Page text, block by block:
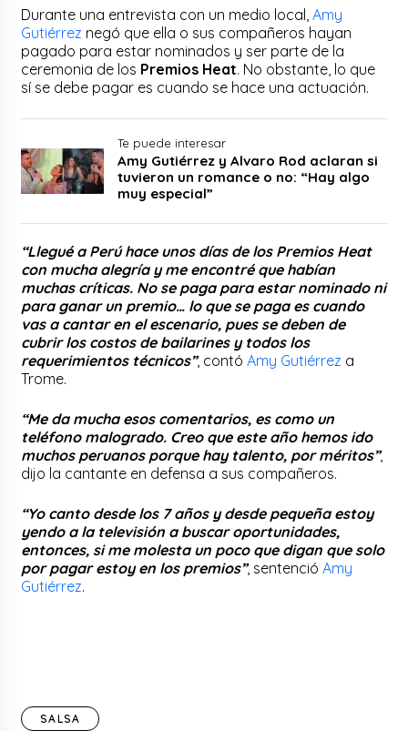
Durante una entrevista con un medio local,Amy
Gutiérrez negó que ella o sus compañeros hayan
pagado para estar nominados y ser parte de la
ceremonia de los Premios Heat. No obstante, lo que
sí se debe pagar es cuando se hace una actuación.
Te puede interesar
Amy Gutiérrez y Alvaro Rod aclaran si
tuvieron un romance o no: “Hay algo
muy especial”
“Llegué a Perú hace unos días de los Premios Heat
con mucha alegría y me encontré que habían
muchas críticas. No se paga para estar nominado ni
para ganar un premio… lo que se paga es cuando
vas a cantar en el escenario, pues se deben de
cubrir los costos de bailarines y todos los
requerimientos técnicos”, contóAmy Gutiérrez a
Trome.
“Me da mucha esos comentarios, es como un
teléfono malogrado. Creo que este año hemos ido
muchos peruanos porque hay talento, por méritos”,
dijo la cantante en defensa a sus compañeros.
“Yo canto desde los 7 años y desde pequeña estoy
yendo a la televisión a buscar oportunidades,
entonces, si me molesta un poco que digan que solo
por pagar estoy en los premios”, sentenció Amy
Gutiérrez.
SALSA